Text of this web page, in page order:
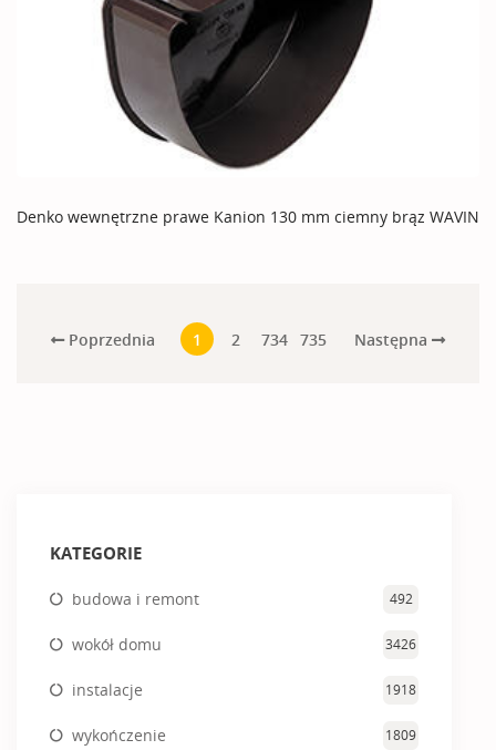
KATEGORIE
budowa i remont 492
wokół domu 3426
instalacje 1918
wykończenie 1809
Denko wewnętrzne prawe Kanion 130 mm ciemny brąz WAVIN
Poprzednia 1 2 734 735 Następna